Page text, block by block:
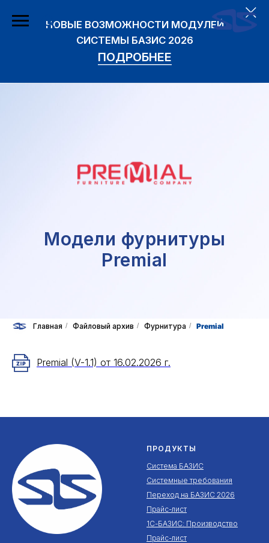
СИСТЕМЫ БАЗИС 2026
ПОДРОБНЕЕ
Модели фурнитуры
Premial
Главная / Файловый архив / Фурнитура / Premial
Premial (V-1.1) от 16.02.2026 г.
ПРОДУКТЫ
Система БАЗИС
Системные требования
Переход на БАЗИС 2026
Прайс-лист
1С-БАЗИС: Производство
Прайс-лист